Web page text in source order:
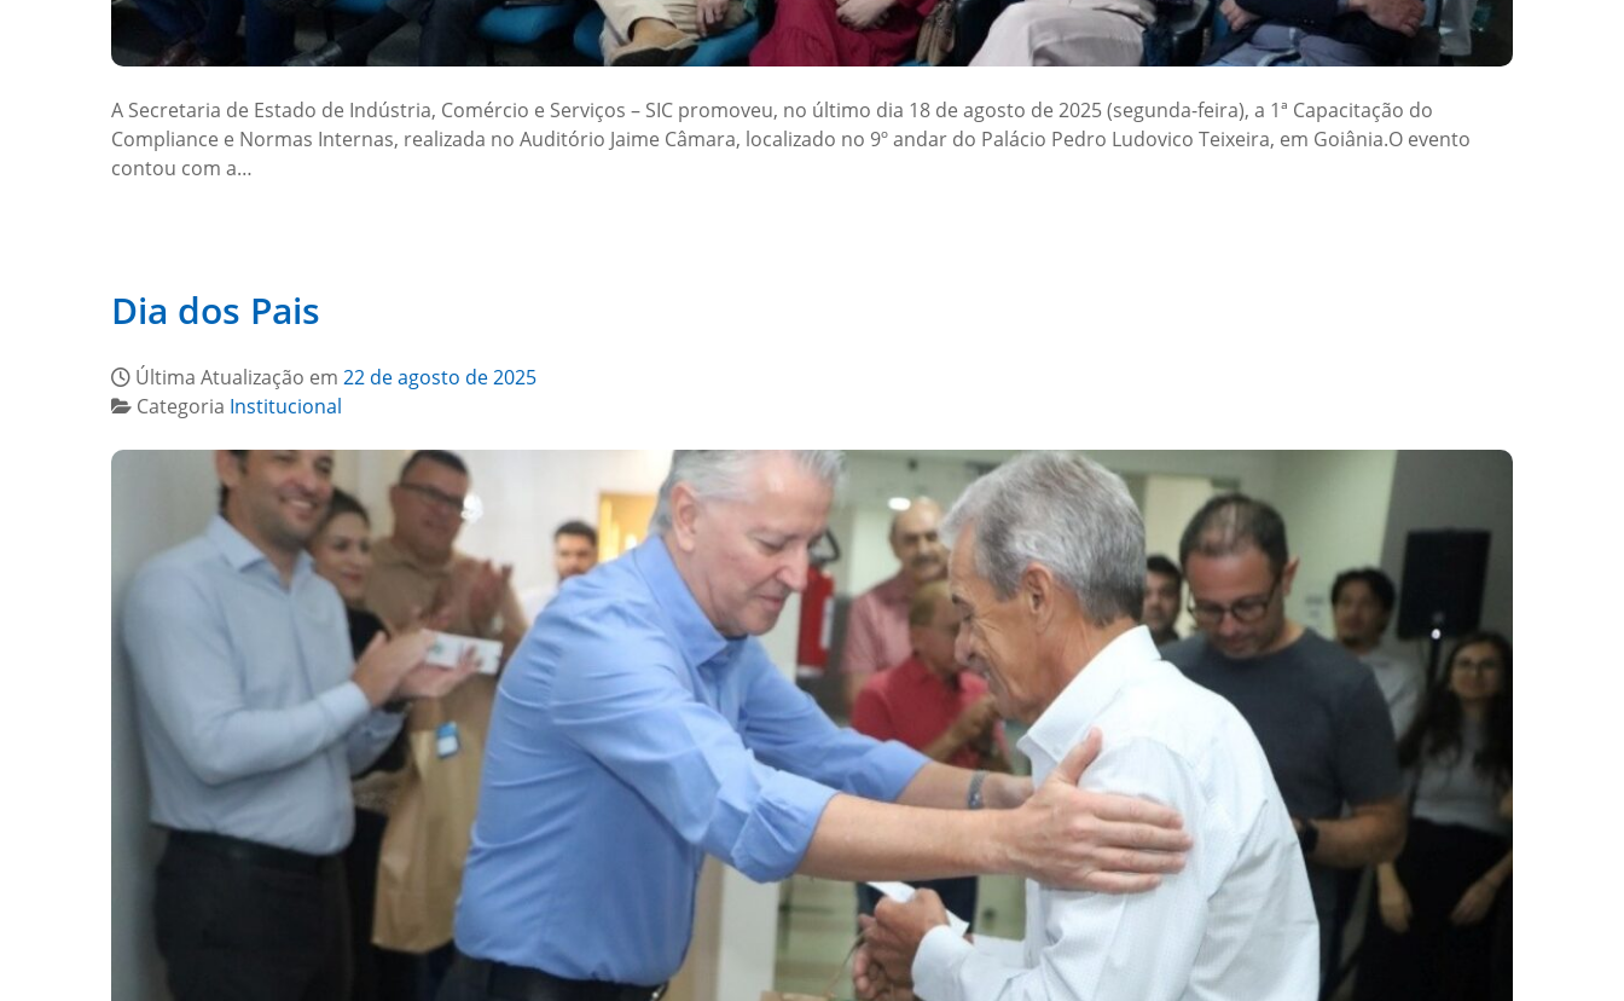
A Secretaria de Estado de Indústria, Comércio e Serviços – SIC promoveu, no último dia 18 de agosto de 2025 (segunda-feira), a 1ª Capacitação do
Compliance e Normas Internas, realizada no Auditório Jaime Câmara, localizado no 9º andar do Palácio Pedro Ludovico Teixeira, em Goiânia.O evento
contou com a…
Dia dos Pais
Última Atualização em 22 de agosto de 2025
Categoria Institucional